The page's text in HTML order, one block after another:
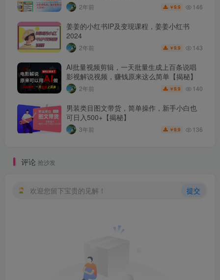
2年前 ￥9.9 146
姜姜的小红书IP及变现课程，姜姜小红书
2024
2年前 ￥9.9 143
AI批量视频剪辑，一天批量生成上百条说唱
影视解说视频，赚钱原来这么简单【揭秘】
2年前 ￥9.9 140
男装类目图文带货，简单操作，新手小白也
可日入500+【揭秘】
3年前 ￥9.9 136
评论 抢沙发
欢迎您留下宝贵的见解！ 提交